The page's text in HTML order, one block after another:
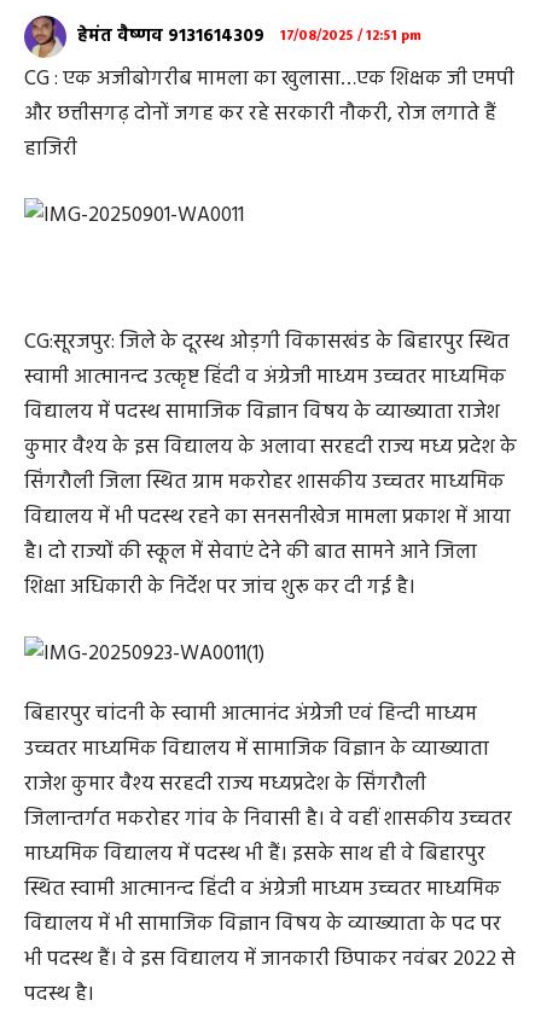
हेमंत वैष्णव 9131614309 17/08/2025 / 12:51 pm
CG : एक अजीबोगरीब मामला का खुलासा…एक शिक्षक जी एमपी
और छत्तीसगढ़ दोनों जगह कर रहे सरकारी नौकरी, रोज लगाते हैं
हाजिरी
CG:सूरजपुर: जिले के दूरस्थ ओड़गी विकासखंड के बिहारपुर स्थित
स्वामी आत्मानन्द उत्कृष्ट हिंदी व अंग्रेजी माध्यम उच्चतर माध्यमिक
विद्यालय में पदस्थ सामाजिक विज्ञान विषय के व्याख्याता राजेश
कुमार वैश्य के इस विद्यालय के अलावा सरहदी राज्य मध्य प्रदेश के
सिंगरौली जिला स्थित ग्राम मकरोहर शासकीय उच्चतर माध्यमिक
विद्यालय में भी पदस्थ रहने का सनसनीखेज मामला प्रकाश में आया
है। दो राज्यों की स्कूल में सेवाएं देने की बात सामने आने जिला
शिक्षा अधिकारी के निर्देश पर जांच शुरू कर दी गई है।
बिहारपुर चांदनी के स्वामी आत्मानंद अंग्रेजी एवं हिन्दी माध्यम
उच्चतर माध्यमिक विद्यालय में सामाजिक विज्ञान के व्याख्याता
राजेश कुमार वैश्य सरहदी राज्य मध्यप्रदेश के सिंगरौली
जिलान्तर्गत मकरोहर गांव के निवासी है। वे वहीं शासकीय उच्चतर
माध्यमिक विद्यालय में पदस्थ भी हैं। इसके साथ ही वे बिहारपुर
स्थित स्वामी आत्मानन्द हिंदी व अंग्रेजी माध्यम उच्चतर माध्यमिक
विद्यालय में भी सामाजिक विज्ञान विषय के व्याख्याता के पद पर
भी पदस्थ हैं। वे इस विद्यालय में जानकारी छिपाकर नवंबर 2022 से
पदस्थ है।